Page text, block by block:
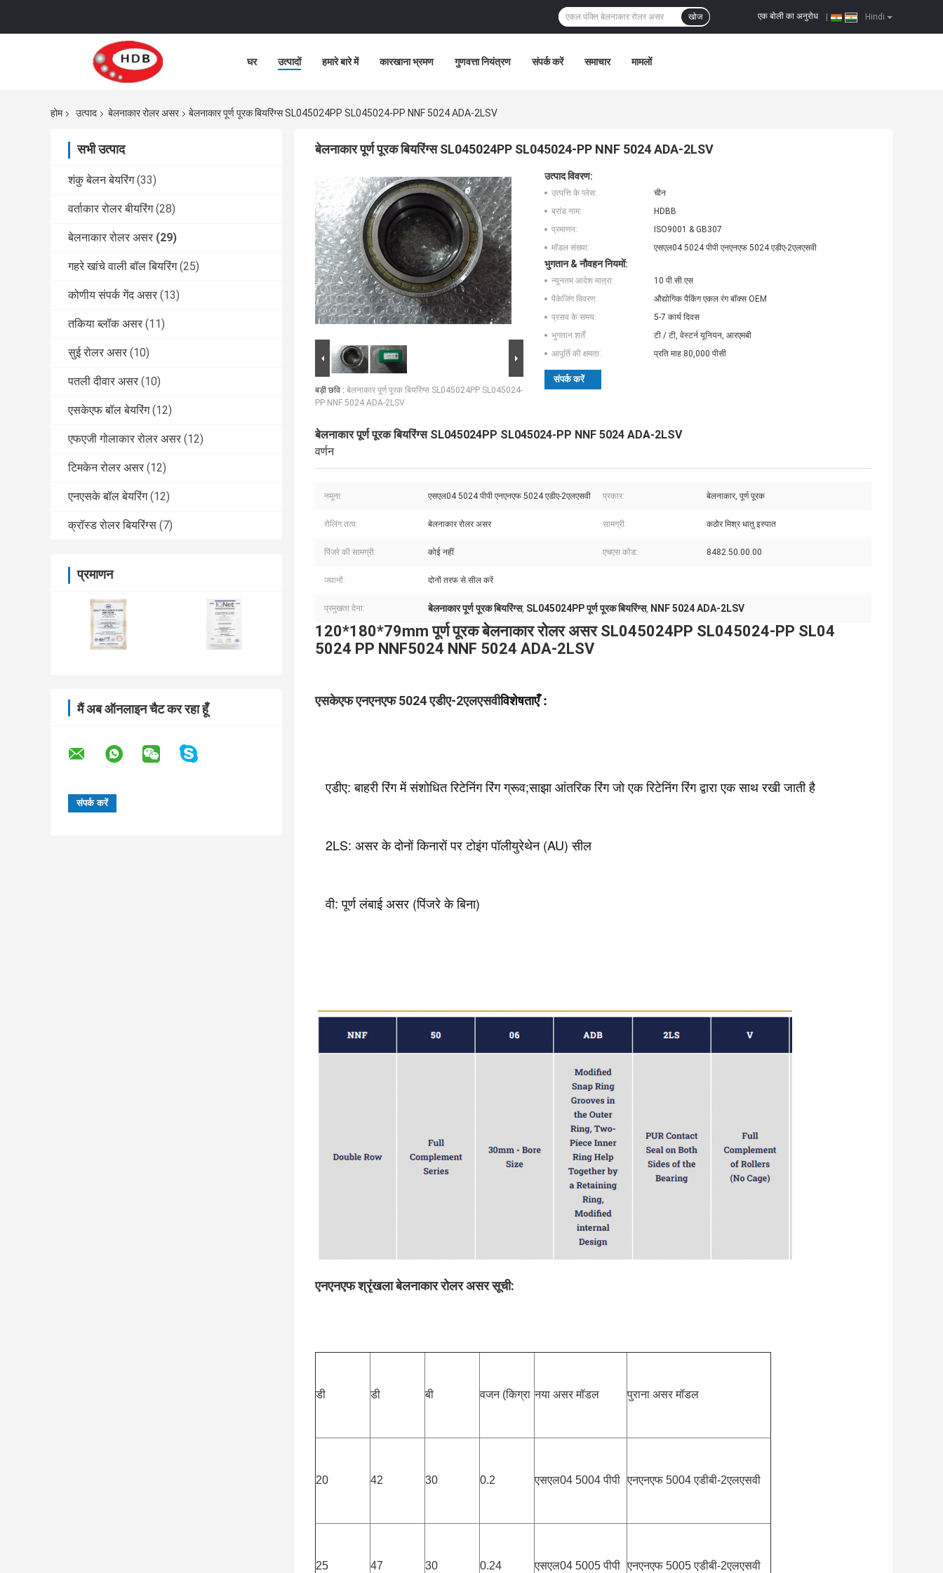
Hindi
एक बोली का अनुरोध
खोज
घर उत्पादों हमारे बारे में कारखाना भ्रमण गुणवत्ता नियंत्रण संपर्क करें समाचार मामलों
होम उत्पाद बेलनाकार रोलर असर बेलनाकार पूर्ण पूरक बियरिंग्स SL045024PP SL045024-PP NNF 5024 ADA-2LSV
सभी उत्पाद
शंकु बेलन बेयरिंग (33)
वर्ताकार रोलर बीयरिंग (28)
बेलनाकार रोलर असर (29)
गहरे खांचे वाली बॉल बियरिंग (25)
कोणीय संपर्क गेंद असर (13)
तकिया ब्लॉक असर (11)
सुई रोलर असर (10)
पतली दीवार असर (10)
एसकेएफ बॉल बेयरिंग (12)
एफएजी गोलाकार रोलर असर (12)
टिमकेन रोलर असर (12)
एनएसके बॉल बेयरिंग (12)
क्रॉस्ड रोलर बियरिंग्स (7)
प्रमाणन
मैं अब ऑनलाइन चैट कर रहा हूँ
बेलनाकार पूर्ण पूरक बियरिंग्स SL045024PP SL045024-PP NNF 5024 ADA-2LSV
बड़ी छवि : बेलनाकार पूर्ण पूरक बियरिंग्स SL045024PP SL045024-
PP NNF 5024 ADA-2LSV
उत्पाद विवरण:
उत्पत्ति के प्लेस:
चीन
ब्रांड नाम:
HDBB
प्रमाणन:
ISO9001 & GB307
मॉडल संख्या:
एसएल04 5024 पीपी एनएनएफ 5024 एडीए-2एलएसवी
भुगतान & नौवहन नियमों:
न्यूनतम आदेश मात्रा:
10 पी.सी.एस
पैकेजिंग विवरण:
औद्योगिक पैकिंग एकल रंग बॉक्स OEM
प्रसव के समय:
5-7 कार्य दिवस
भुगतान शर्तें:
टी / टी, वेस्टर्न यूनियन, आरएमबी
आपूर्ति की क्षमता:
प्रति माह 80,000 पीसी
संपर्क करें
बेलनाकार पूर्ण पूरक बियरिंग्स SL045024PP SL045024-PP NNF 5024 ADA-2LSV
वर्णन
नमूना: एसएल04 5024 पीपी एनएनएफ 5024 एडीए-2एलएसवी प्रकार: बेलनाकार, पूर्ण पूरक
रोलिंग तत्व: बेलनाकार रोलर असर सामग्री: कठोर मिश्र धातु इस्पात
पिंजरे की सामग्री: कोई नहीं एचएस कोड: 8482.50.00.00
जवानों: दोनों तरफ से सील करें
प्रमुखता देना: बेलनाकार पूर्ण पूरक बियरिंग्स, SL045024PP पूर्ण पूरक बियरिंग्स, NNF 5024 ADA-2LSV
120*180*79mm पूर्ण पूरक बेलनाकार रोलर असर SL045024PP SL045024-PP SL04
5024 PP NNF5024 NNF 5024 ADA-2LSV
एसकेएफ एनएनएफ 5024 एडीए-2एलएसवीविशेषताएँ :
एडीए: बाहरी रिंग में संशोधित रिटेनिंग रिंग ग्रूव;साझा आंतरिक रिंग जो एक रिटेनिंग रिंग द्वारा एक साथ रखी जाती है
2LS: असर के दोनों किनारों पर टोइंग पॉलीयुरेथेन (AU) सील
वी: पूर्ण लंबाई असर (पिंजरे के बिना)
एनएनएफ श्रृंखला बेलनाकार रोलर असर सूची:
डी डी बी वजन (किग्रा नया असर मॉडल पुराना असर मॉडल
20 42 30 0.2 एसएल04 5004 पीपी एनएनएफ 5004 एडीबी-2एलएसवी
25 47 30 0.24 एसएल04 5005 पीपी एनएनएफ 5005 एडीबी-2एलएसवी